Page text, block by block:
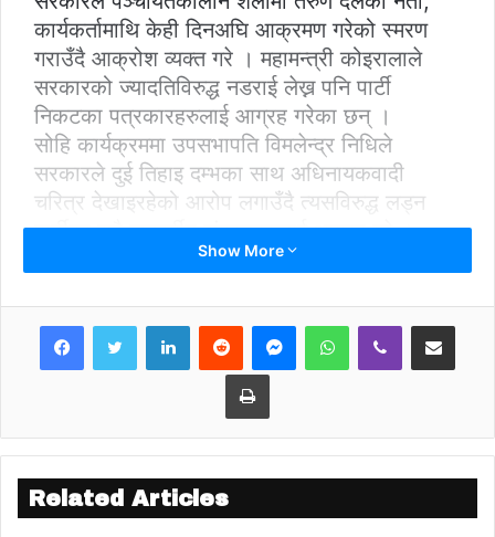
कार्यकर्तामाथि केही दिनअघि आक्रमण गरेको स्मरण
गराउँदै आक्रोश व्यक्त गरे । महामन्त्री कोइरालाले
सरकारको ज्यादतिविरुद्ध नडराई लेख्न पनि पार्टी
निकटका पत्रकारहरुलाई आग्रह गरेका छन् ।
सोहि कार्यक्रममा उपसभापति विमलेन्द्र निधिले
सरकारले दुई तिहाइ दम्भका साथ अधिनायकवादी
चरित्र देखाइरहेको आरोप लगाउँदै त्यसविरुद्ध लड्न
पार्टीका सबै जनवर्गीय संगठनहरुलाई आग्रह गरे ।
Show More
LinkedInReddit MessengerWhatsAppViber Share via Email
Print
Related Articles